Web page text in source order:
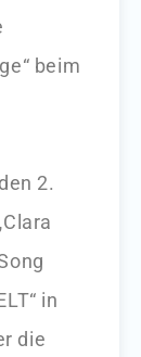
beim
2.
in
die